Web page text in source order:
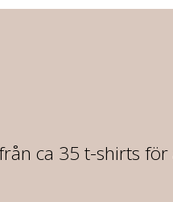
ca 35 t-shirts